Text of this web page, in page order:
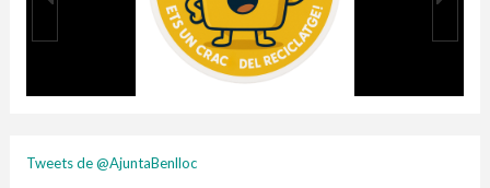
Tweets de @AjuntaBenlloc